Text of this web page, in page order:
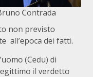
Contrada
non previsto
all’epoca dei fatti.
(Cedu) di
il verdetto